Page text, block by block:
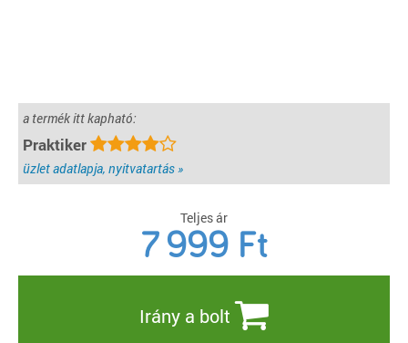
a termék itt kapható:
Praktiker
üzlet adatlapja, nyitvatartás »
Teljes ár
7 999 Ft
Irány a bolt